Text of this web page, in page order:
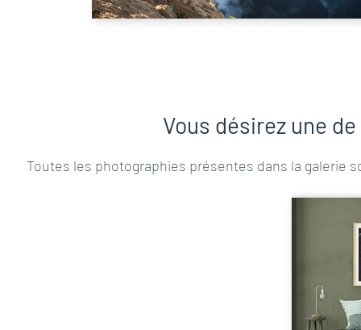
Vous désirez une
Toutes les photographies présentes dans la galerie